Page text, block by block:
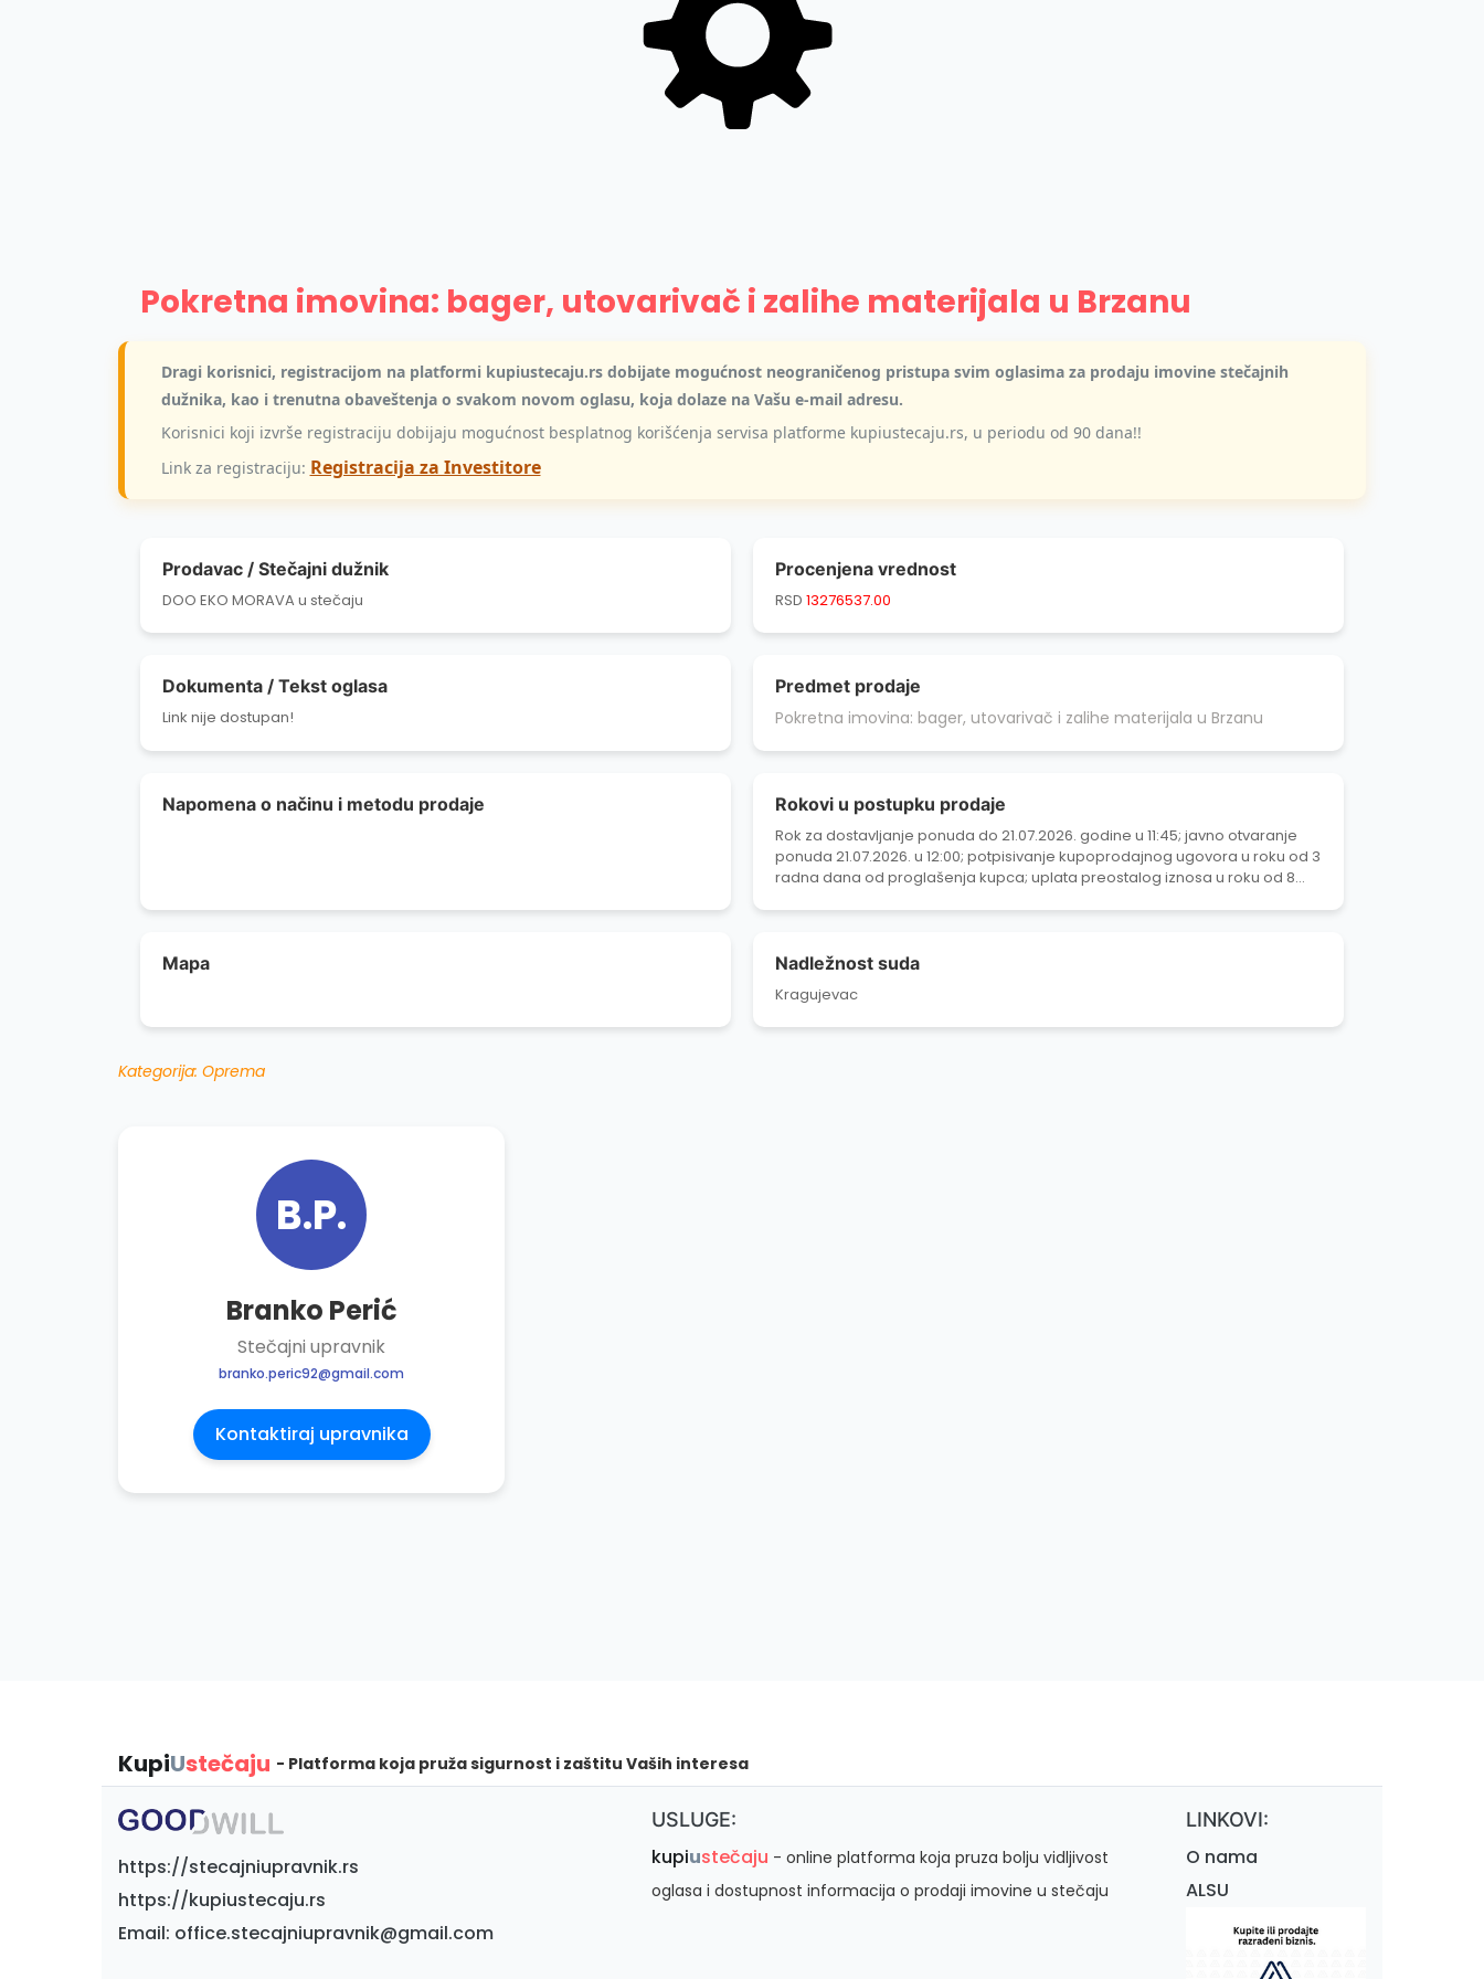
Pokretna imovina: bager, utovarivač i zalihe materijala u Brzanu
Dragi korisnici, registracijom na platformi kupiustecaju.rs dobijate mogućnost neograničenog pristupa svim oglasima za prodaju imovine stečajnih
dužnika, kao i trenutna obaveštenja o svakom novom oglasu, koja dolaze na Vašu e-mail adresu.
Korisnici koji izvrše registraciju dobijaju mogućnost besplatnog korišćenja servisa platforme kupiustecaju.rs, u periodu od 90 dana!!
Link za registraciju: Registracija za Investitore
Prodavac / Stečajni dužnik
DOO EKO MORAVA u stečaju
Procenjena vrednost
RSD 13276537.00
Dokumenta / Tekst oglasa
Link nije dostupan!
Predmet prodaje
Pokretna imovina: bager, utovarivač i zalihe materijala u Brzanu
Napomena o načinu i metodu prodaje Rokovi u postupku prodaje
Rok za dostavljanje ponuda do 21.07.2026. godine u 11:45; javno otvaranje
ponuda 21.07.2026. u 12:00; potpisivanje kupoprodajnog ugovora u roku od 3
radna dana od proglašenja kupca; uplata preostalog iznosa u roku od 8
Mapa Nadležnost suda
Kragujevac
Kategorija: Oprema
B.P.
Branko Perić
Stečajni upravnik
branko.peric92@gmail.com
Kontaktiraj upravnika
KupiUstečaju - Platforma koja pruža sigurnost i zaštitu Vaših interesa
https://stecajniupravnik.rs
https://kupiustecaju.rs
Email: office.stecajniupravnik@gmail.com
USLUGE:
kupiustečaju - online platforma koja pruza bolju vidljivost
oglasa i dostupnost informacija o prodaji imovine u stečaju
LINKOVI:
O nama
ALSU